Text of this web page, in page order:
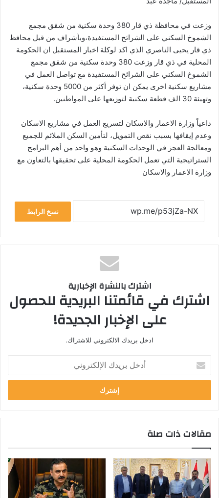
وزعت في محافظة ذي قار 380 وحدة سكنية من شقق مجمع
الشموخ السكني على الشرائح المستفيدة،وبأشراف من قبل محافظ
ذي قار يحيى الناصري الذي اكد لوكلة اخبار المستقبل ان الحكومة
المحلية في ذي قار وزعت 380 وحدة سكنية من شقق مجمع
الشموخ السكني على الشرائح المستفيدة مع تواصل العمل في
مشاريع سكنية اخرى يمكن ان توفر أكثر من 5000 وحدة سكنية،
وتهيئة 30 الف قطعة سكنية لتوزيعها على المواطنين.
داعياً وزارة الاعمار والاسكان لتسريع العمل في مشاريع الاسكان
وعدم إيقافها بسبب نقص التمويل، لتأمين السكن الملائم للجميع
ومعالجة العجز في الوحدات السكنية وهو واحد من أهم البرامج
الستراتيجية التي تعمل الحكومة المحلية على تحقيقها بالتعاون مع
وزارة الاعمار والاسكان
نسخ الرابط
اشترك بالنشرة الإخبارية
اشترك في قائمتنا البريدية للحصول
على الإخبار الجديدة!
ادخل بريدك الالكتروني للاشتراك.
خ
ب
ر
د
ا
ل
ك
مقالات ذات صلة